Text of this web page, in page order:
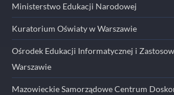
Ministerstwo Edukacji Narodowej
Kuratorium Oświaty w Warszawie
Ośrodek Edukacji Informatycznej i
Warszawie
Mazowieckie Samorządowe Centrum